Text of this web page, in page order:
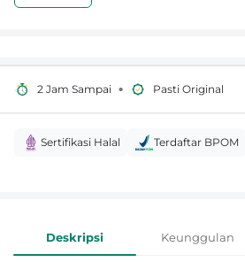
2 Jam Sampai • Pasti Original
Sertifikasi Halal Terdaftar BPOM
Informasi Produk
Deskripsi Keunggulan